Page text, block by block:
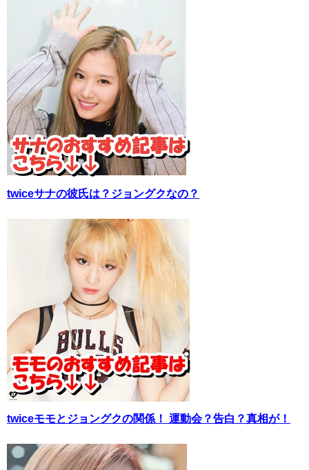
twiceサナの彼氏は？ジョングクなの？
twiceモモとジョングクの関係！ 運動会？告白？真相が！